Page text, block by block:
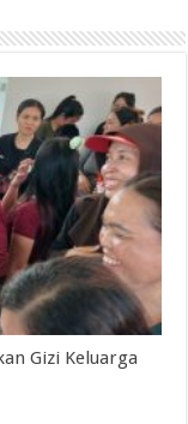
Gizi Keluarga